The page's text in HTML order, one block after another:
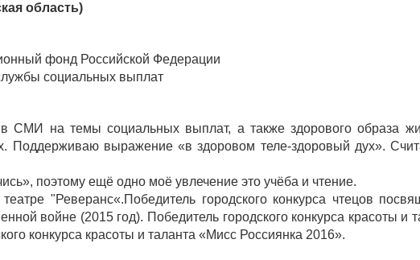
область)
фонд Российской Федерации
социальных выплат
СМИ на темы социальных выплат, а также здорового образа
Поддерживаю выражение «в здоровом теле-здоровый дух».
поэтому ещё одно моё увлечение это учёба и чтение.
"Реверанс«.Победитель городского конкурса чтецов
войне (2015 год). Победитель городского конкурса красоты
конкурса красоты и таланта «Мисс Россиянка 2016».